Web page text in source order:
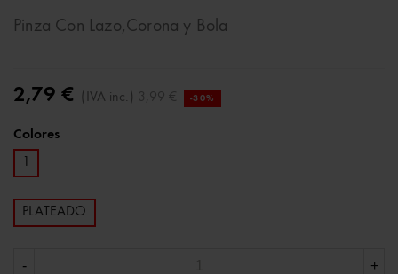
Pinza Con Lazo,Corona y Bola
2,79 € (IVA inc.) 3,99 € -30%
Colores
PLATEADO
- +